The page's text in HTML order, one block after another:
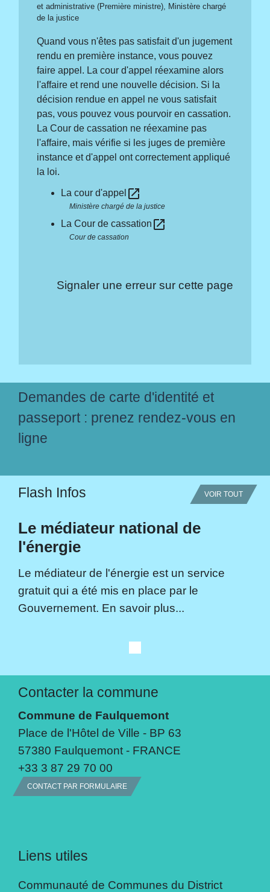
et administrative (Première ministre), Ministère chargé
de la justice
Quand vous n'êtes pas satisfait d'un jugement
rendu en première instance, vous pouvez
faire appel. La cour d'appel réexamine alors
l'affaire et rend une nouvelle décision. Si la
décision rendue en appel ne vous satisfait
pas, vous pouvez vous pourvoir en cassation.
La Cour de cassation ne réexamine pas
l'affaire, mais vérifie si les juges de première
instance et d'appel ont correctement appliqué
la loi.
La cour d'appel open_in_new
Ministère chargé de la justice
La Cour de cassation open_in_new
Cour de cassation
Signaler une erreur sur cette page
Demandes de carte d'identité et
passeport : prenez rendez-vous en
ligne
Flash Infos VOIR TOUT
Le médiateur national de
l'énergie
Le médiateur de l'énergie est un service
gratuit qui a été mis en place par le
Gouvernement. En savoir plus...
Contacter la commune
Commune de Faulquemont
Place de l'Hôtel de Ville - BP 63
57380 Faulquemont - FRANCE
+33 3 87 29 70 00
CONTACT PAR FORMULAIRE
Liens utiles
Communauté de Communes du District